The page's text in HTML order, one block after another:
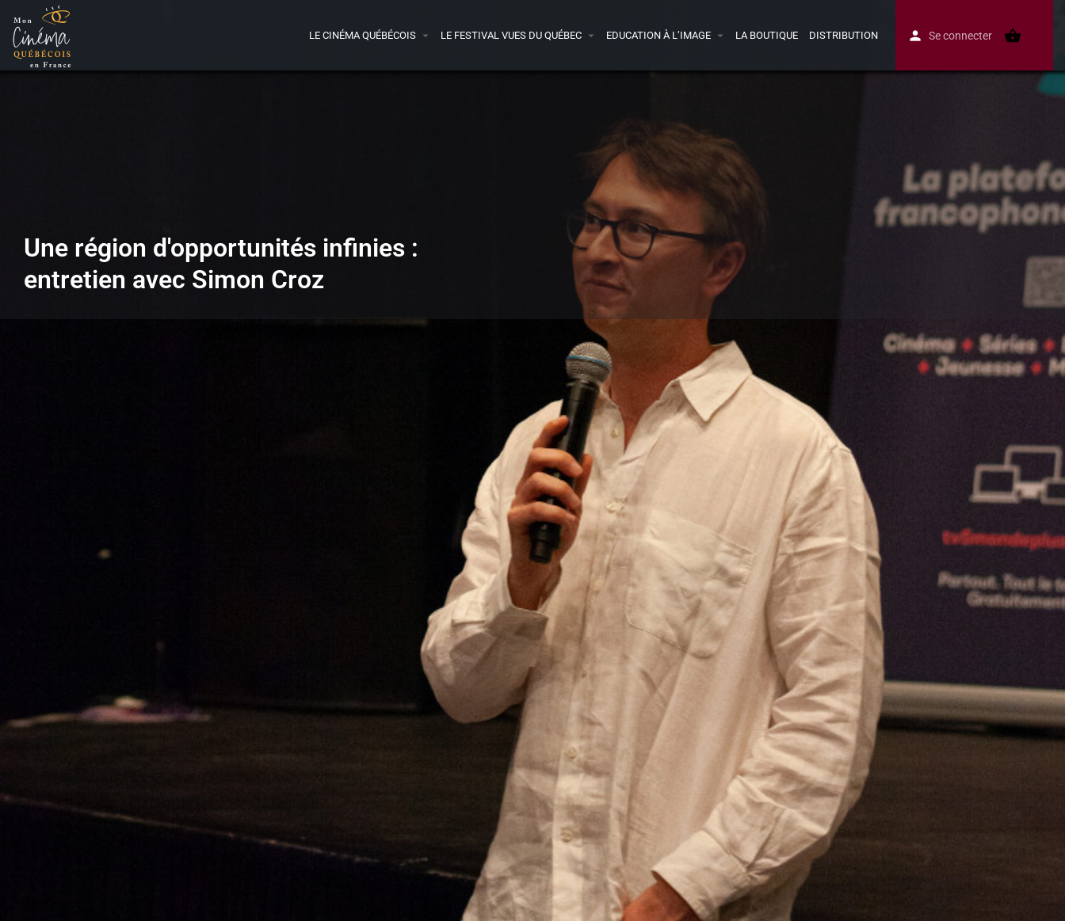
LE CINÉMA QUÉBÉCOIS LE FESTIVAL VUES DU QUÉBEC EDUCATION À L’IMAGE LA BOUTIQUE DISTRIBUTION Se connecter
Une région d'opportunités infinies :
entretien avec Simon Croz
Bonus à découvrir
Laissez votre avis
Une région d'opportunités infinies : entretien avec Simon Croz, directeur de
On oublie parfois que le Québec est une terre d'opportunité pour les émigrants, en premier lieu les français dont les projets y reçoivent
parfois un meilleur accueil que chez eux. Peu d'heureux élus savent que l'EMCV de Rivière du loup est une des portes d'entrée du Nouveau
monde. Le savoyard d'origine Simon Croz est de ceux là et il a été conquis par cette région du Bas Saint Laurent, bien peu connue chez
. Acteur régional clé à travers sa structure Paralœil, il était invité par le festival Vues du
Québec de Florac, en compagnie du cinéaste Nicolas Paquet. Son dynamisme et sa passion vous feraient traverser l'Atlantique à la rame (
mais point trop de français ne faut !). Visite guidée d'une structure essentielle à surveiller de près et dont l'exemple pourrait inspirer bien